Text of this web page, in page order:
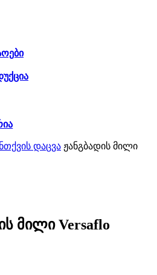
დაცვა ჟანგბადის მილი
მილი Versaflo